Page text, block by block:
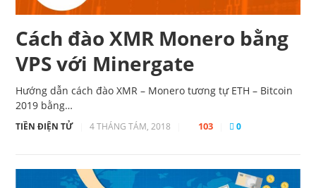
Cách đào XMR Monero bằng
VPS với Minergate
Hướng dẫn cách đào XMR – Monero tương tự ETH – Bitcoin
2019 bằng…
TIỀN ĐIỆN TỬ 4 THÁNG TÁM, 2018 103 0